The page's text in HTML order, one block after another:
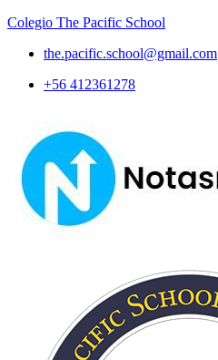
Colegio The Pacific School
the.pacific.school@gmail.com
+56 412361278